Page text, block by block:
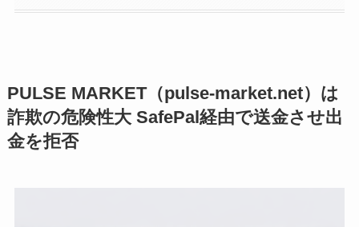
PULSE MARKET（pulse-market.net）は
詐欺の危険性大 SafePal経由で送金させ出
金を拒否